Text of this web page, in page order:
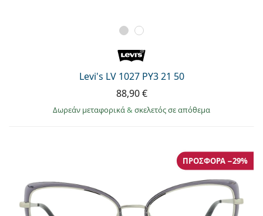
Levi's LV 1027 PY3 21 50
88,90 €
Δωρεάν μεταφορικά & σκελετός σε απόθεμα
ΠΡΟΣΦΟΡΆ −29%